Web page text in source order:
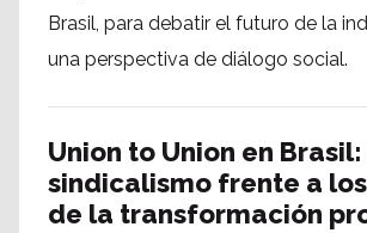
Brasil, para debatir el futuro de la
una perspectiva de diálogo social.
Union to Union en
sindicalismo frente a
de la transformación